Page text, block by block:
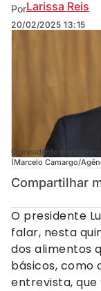
PorLarissa Reis
20/02/2025 13:15
O presidente
(Marcelo Camargo/
Compartilhar
O presidente
falar, nesta
dos alimentos
básicos, como
entrevista, que